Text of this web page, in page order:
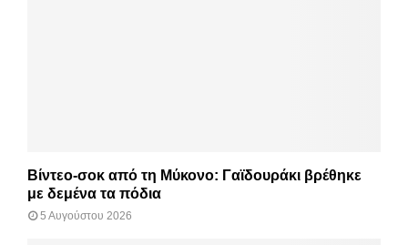
Βίντεο-σοκ από τη Μύκονο: Γαϊδουράκι βρέθηκε
με δεμένα τα πόδια
5 Αυγούστου 2026